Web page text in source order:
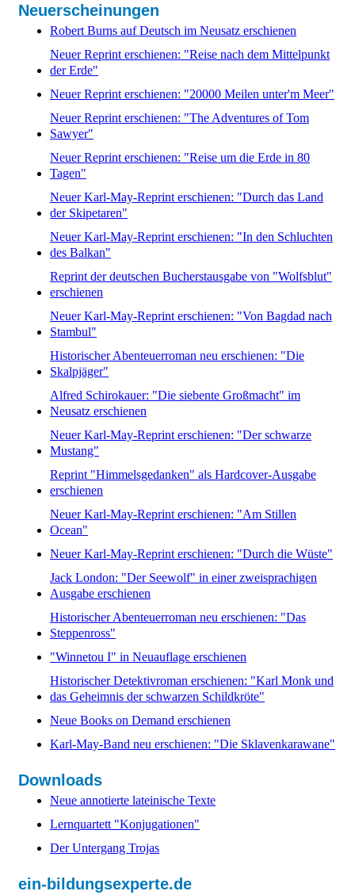
Neuerscheinungen
Robert Burns auf Deutsch im Neusatz erschienen
Neuer Reprint erschienen: "Reise nach dem Mittelpunkt
der Erde"
Neuer Reprint erschienen: "20000 Meilen unter'm Meer"
Neuer Reprint erschienen: "The Adventures of Tom
Sawyer"
Neuer Reprint erschienen: "Reise um die Erde in 80
Tagen"
Neuer Karl-May-Reprint erschienen: "Durch das Land
der Skipetaren"
Neuer Karl-May-Reprint erschienen: "In den Schluchten
des Balkan"
Reprint der deutschen Bucherstausgabe von "Wolfsblut"
erschienen
Neuer Karl-May-Reprint erschienen: "Von Bagdad nach
Stambul"
Historischer Abenteuerroman neu erschienen: "Die
Skalpjäger"
Alfred Schirokauer: "Die siebente Großmacht" im
Neusatz erschienen
Neuer Karl-May-Reprint erschienen: "Der schwarze
Mustang"
Reprint "Himmelsgedanken" als Hardcover-Ausgabe
erschienen
Neuer Karl-May-Reprint erschienen: "Am Stillen
Ocean"
Neuer Karl-May-Reprint erschienen: "Durch die Wüste"
Jack London: "Der Seewolf" in einer zweisprachigen
Ausgabe erschienen
Historischer Abenteuerroman neu erschienen: "Das
Steppenross"
"Winnetou I" in Neuauflage erschienen
Historischer Detektivroman erschienen: "Karl Monk und
das Geheimnis der schwarzen Schildkröte"
Neue Books on Demand erschienen
Karl-May-Band neu erschienen: "Die Sklavenkarawane"
Downloads
Neue annotierte lateinische Texte
Lernquartett "Konjugationen"
Der Untergang Trojas
ein-bildungsexperte.de